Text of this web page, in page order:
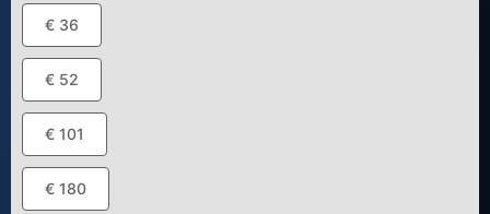
€ 36
€ 52
€ 101
€ 180